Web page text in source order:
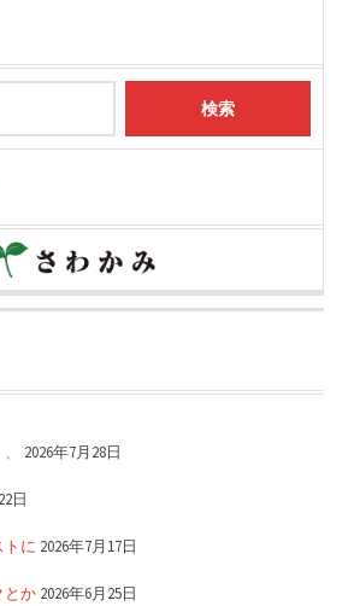
2026年7月28日
日
トに 2026年7月17日
とか 2026年6月25日